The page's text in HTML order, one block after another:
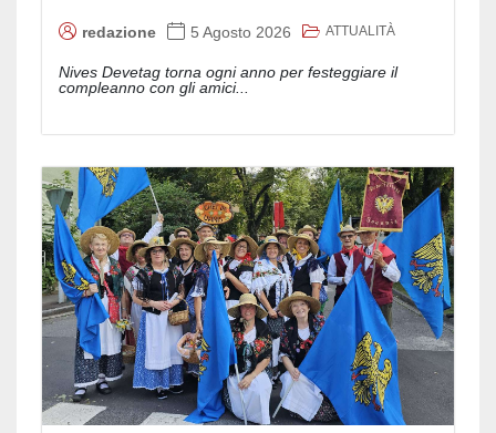
redazione 5 Agosto 2026 ATTUALITÀ
Nives Devetag torna ogni anno per festeggiare il
compleanno con gli amici...